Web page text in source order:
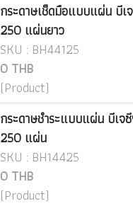
กระดาษเช็ดมือแบบแผ่น บีเ
250 แผ่นยาว
SKU : BH44125
0 THB
(Product)
กระดาษชำระแบบแผ่น บีเจ
250 แผ่น
SKU : BH14425
0 THB
(Product)